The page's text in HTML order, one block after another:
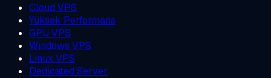
Cloud VPS
Yüksek Performans
GPU VPS
Windows VPS
Linux VPS
Dedicated Server